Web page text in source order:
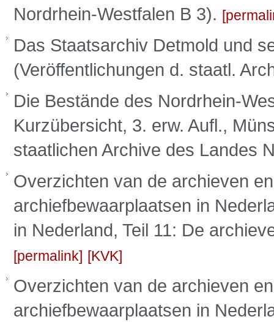
Nordrhein-Westfalen B 3).
Das Staatsarchiv Detmold und
(Veröffentlichungen d. staatl.
Die Bestände des Nordrhein-
Kurzübersicht, 3. erw. Aufl.,
staatlichen Archive des Landes
Overzichten van de archieven
archiefbewaarplaatsen in
in Nederland, Teil 11: De
permalink KVK
Overzichten van de archieven
archiefbewaarplaatsen in